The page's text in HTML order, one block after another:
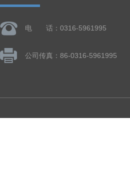
电 话：0316-5961995
公司传真：86-0316-5961995